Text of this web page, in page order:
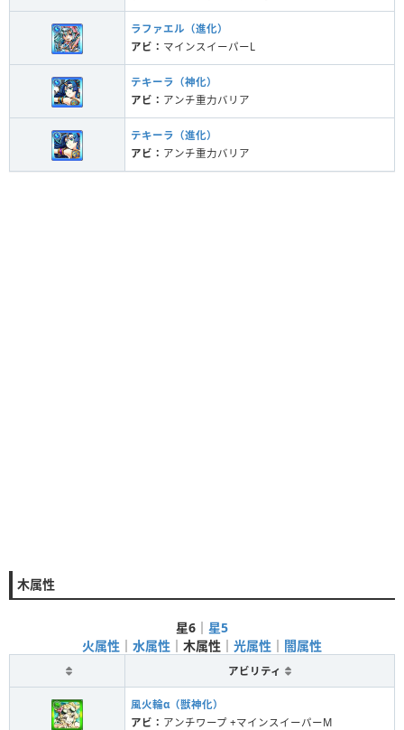
ラファエル（進化）
アビ： マインスイーパーL
テキーラ（神化）
アビ： アンチ重力バリア
テキーラ（進化）
アビ： アンチ重力バリア
木属性
星6 ｜ 星5
火属性 ｜ 水属性 ｜ 木属性 ｜ 光属性 ｜ 闇属性
アビリティ
風火輪α（獣神化）
アビ： アンチワープ +マインスイーパーM